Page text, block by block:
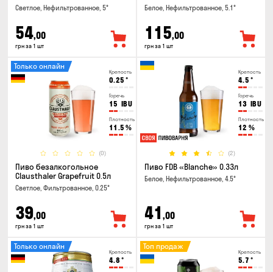
Светлое, Нефильтрованное, 5°
54,00
грн за 1 шт
Белое, Нефильтрованное, 5.1°
115,00
грн за 1 шт
Крепость
0.25 °
Горечь
15 IBU
Плотность
11.5 %
(0)
Только онлайн
Пиво безалкогольное
Clausthaler Grapefruit 0.5л
Светлое, Фильтрованное, 0.25°
39,00
грн за 1 шт
Крепость
4.5 °
Горечь
13 IBU
Плотность
12 %
(2)
Пиво FDB «Blanche» 0.33л
Белое, Нефильтрованное, 4.5°
41 ,00
грн за 1 шт
Крепость
4.8 °
Только онлайн
Крепость
5.7 °
Топ продаж